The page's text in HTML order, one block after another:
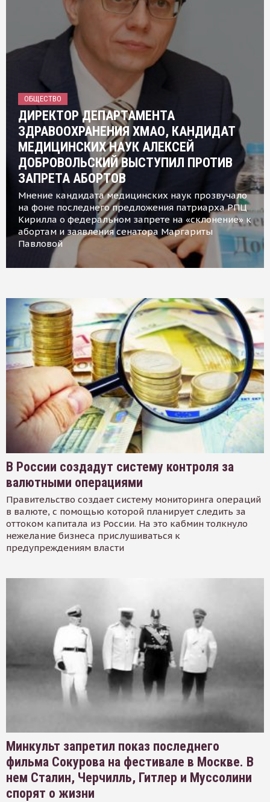
ОБЩЕСТВО
ДИРЕКТОР ДЕПАРТАМЕНТА
ЗДРАВООХРАНЕНИЯ ХМАО, КАНДИДАТ
МЕДИЦИНСКИХ НАУК АЛЕКСЕЙ
ДОБРОВОЛЬСКИЙ ВЫСТУПИЛ ПРОТИВ
ЗАПРЕТА АБОРТОВ
Мнение кандидата медицинских наук прозвучало
на фоне последнего предложения патриарха РПЦ
Кирилла о федеральном запрете на «склонение» к
абортам и заявления сенатора Маргариты
Павловой
В России создадут систему контроля за
валютными операциями
Правительство создает систему мониторинга операций
в валюте, с помощью которой планирует следить за
оттоком капитала из России. На это кабмин толкнуло
нежелание бизнеса прислушиваться к
предупреждениям власти
Минкульт запретил показ последнего
фильма Сокурова на фестивале в Москве. В
нем Сталин, Черчилль, Гитлер и Муссолини
спорят о жизни